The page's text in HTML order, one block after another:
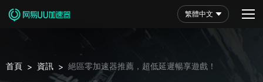
繁體中文
首頁 > 資訊 > 絕區零加速器推薦，超低延遲暢享遊戲！